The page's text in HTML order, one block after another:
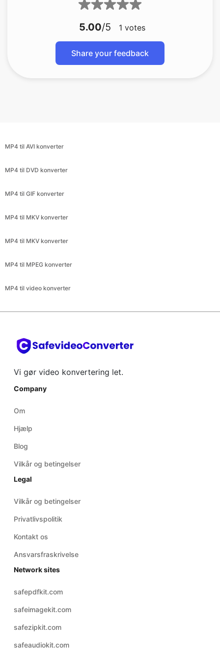
5.00/5 1 votes
Share your feedback
MP4 til AVI konverter
MP4 til DVD konverter
MP4 til GIF konverter
MP4 til MKV konverter
MP4 til MKV konverter
MP4 til MPEG konverter
MP4 til video konverter
Vi gør video konvertering let.
Company
Om
Hjælp
Blog
Vilkår og betingelser
Legal
Vilkår og betingelser
Privatlivspolitik
Kontakt os
Ansvarsfraskrivelse
Network sites
safepdfkit.com
safeimagekit.com
safezipkit.com
safeaudiokit.com